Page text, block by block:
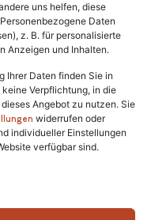
uns helfen, diese
Daten
z. B. für personalisierte
Anzeigen und Inhalten.
Ihrer Daten finden Sie in
keine Verpflichtung, in die
Angebot zu nutzen. Sie
widerrufen oder
individueller Einstellungen
verfügbar sind.
22